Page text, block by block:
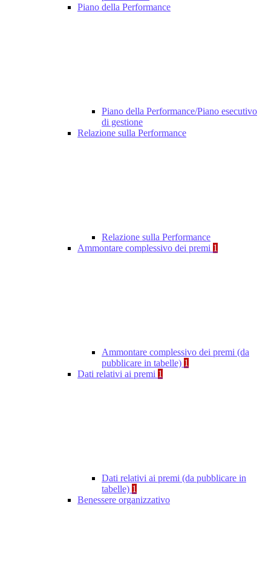
Piano della Performance
Piano della Performance/Piano esecutivo
di gestione
Relazione sulla Performance
Relazione sulla Performance
Ammontare complessivo dei premi 1
Ammontare complessivo dei premi (da
pubblicare in tabelle) 1
Dati relativi ai premi 1
Dati relativi ai premi (da pubblicare in
tabelle) 1
Benessere organizzativo